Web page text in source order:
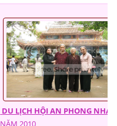
DU LỊCH HỘI AN PHONG NHA